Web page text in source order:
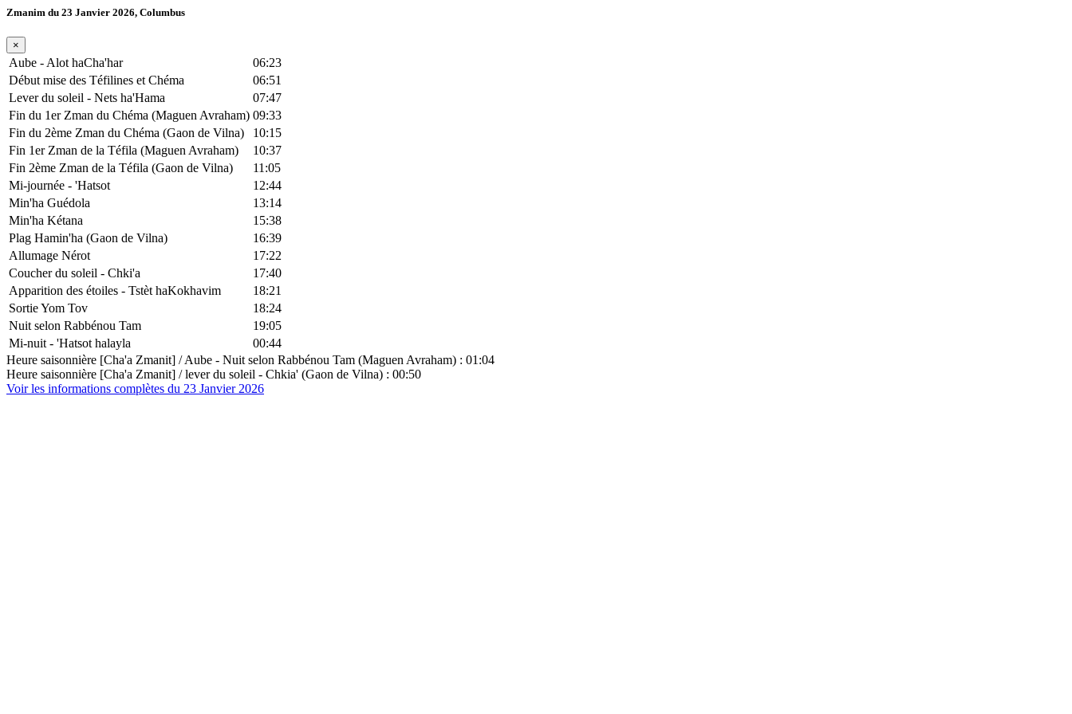
Zmanim du 23 Janvier 2026, Columbus
×
Aube - Alot haCha'har
06:23
Début mise des Téfilines et Chéma
06:51
Lever du soleil - Nets ha'Hama
07:47
Fin du 1er Zman du Chéma (Maguen Avraham) 09:33
Fin du 2ème Zman du Chéma (Gaon de Vilna)
10:15
Fin 1er Zman de la Téfila (Maguen Avraham)
10:37
Fin 2ème Zman de la Téfila (Gaon de Vilna)
11:05
Mi-journée - 'Hatsot
12:44
Min'ha Guédola
13:14
Min'ha Kétana
15:38
Plag Hamin'ha (Gaon de Vilna)
16:39
Allumage Nérot
17:22
Coucher du soleil - Chki'a
17:40
Apparition des étoiles - Tstèt haKokhavim
18:21
Sortie Yom Tov
18:24
Nuit selon Rabbénou Tam
19:05
Mi-nuit - 'Hatsot halayla
00:44
Heure saisonnière [Cha'a Zmanit] / Aube - Nuit selon Rabbénou Tam (Maguen Avraham) : 01:04
Heure saisonnière [Cha'a Zmanit] / lever du soleil - Chkia' (Gaon de Vilna) : 00:50
Voir les informations complètes du 23 Janvier 2026